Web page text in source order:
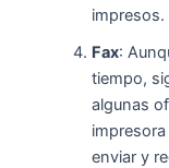
impresos.
Fax:
tiempo,
algunas
enviar y